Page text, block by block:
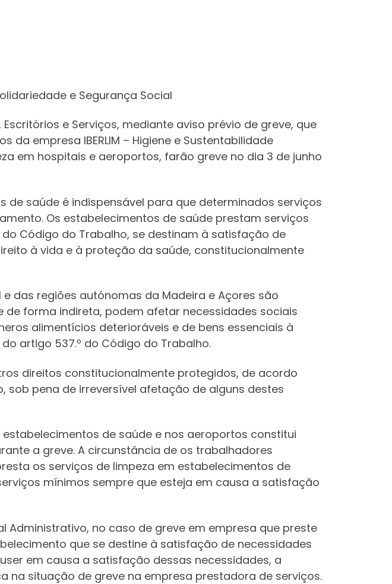
e Segurança Social
e Serviços, mediante aviso prévio de greve, que
empresa IBERLIM – Higiene e Sustentabilidade
em hospitais e aeroportos, farão greve no dia 3 de junho
saúde é indispensável para que determinados serviços
Os estabelecimentos de saúde prestam serviços
do Código do Trabalho, se destinam à satisfação de
à vida e à proteção da saúde, constitucionalmente
das regiões autónomas da Madeira e Açores são
forma indireta, podem afetar necessidades sociais
alimentícios deterioráveis e de bens essenciais à
artigo 537.º do Código do Trabalho.
direitos constitucionalmente protegidos, de acordo
sob pena de irreversível afetação de alguns destes
de saúde e nos aeroportos constitui
a greve. A circunstância de os trabalhadores
os serviços de limpeza em estabelecimentos de
mínimos sempre que esteja em causa a satisfação
Administrativo, no caso de greve em empresa que preste
que se destine à satisfação de necessidades
em causa a satisfação dessas necessidades, a
situação de greve na empresa prestadora de serviços.